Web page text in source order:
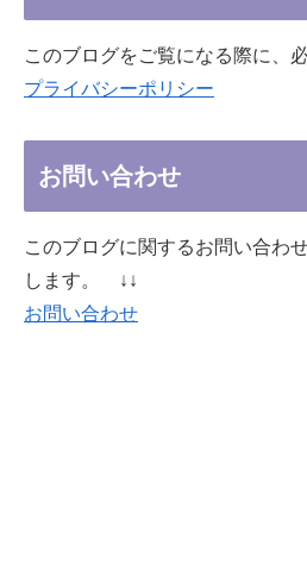
このブログをご覧になる際に、
プライバシーポリシー
お問い合わせ
このブログに関するお問い合わ
します。 ↓↓
お問い合わせ